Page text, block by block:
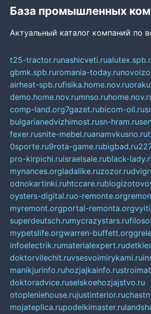
База промышленных
Актуальный каталог компаний по
t25-tractor.runashicveti.ru
gbmk.spb.ruromania-today.ru
airheat-spb.rufisika.home.nov.ru
demo.home.nov.rumnso.ru
comp-land.org7gazet.rubicom-oil.ru
bulgarianedvizhimost.rusn-hram.ru
fexer.rusnite-mebel.ruanamvkusno.ru
0sporte.ru9rota-game.rubigbad.ru
pro-kirpichi.ruisraelsale.rublack-
mynances.orgladalike.ruzozor.ru
odnokartinki.ruhtccare.ru
oysters-digital.ruo-remonte.org
myremont.orgportal-remonta.org
superdeutsch.rumycrazystars.ru
mypetslife.orgwarren-buffett.org
infoelectrik.rumaterialexpert.ru
doktorvilechit.ruvsesvoimirykami.ru
manikjurinfo.ruhozjajkainfo.ru
doktoradvice.ruselskoehozjajstvo.ru
otopleniehouse.rujustinterior.ru
mojateplica.rupodelkimaster.ru